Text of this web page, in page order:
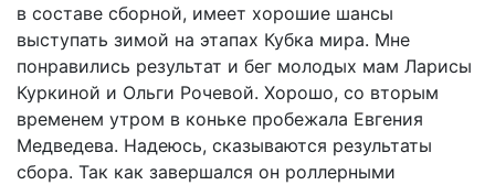
в составе сборной, имеет хорошие шансы
выступать зимой на этапах Кубка мира. Мне
понравились результат и бег молодых мам Ларисы
Куркиной и Ольги Рочевой. Хорошо, со вторым
временем утром в коньке пробежала Евгения
Медведева. Надеюсь, сказываются результаты
сбора. Так как завершался он роллерными